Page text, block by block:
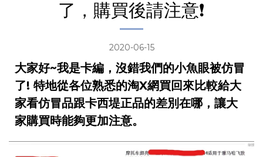
了，購買後請注意❗
2020-06-15
大家好~我是卡編，沒錯我們的小魚眼被仿冒
了! 特地從各位熟悉的淘X網買回來比較給大
家看仿冒品跟卡西堤正品的差別在哪，讓大
家購買時能夠更加注意。